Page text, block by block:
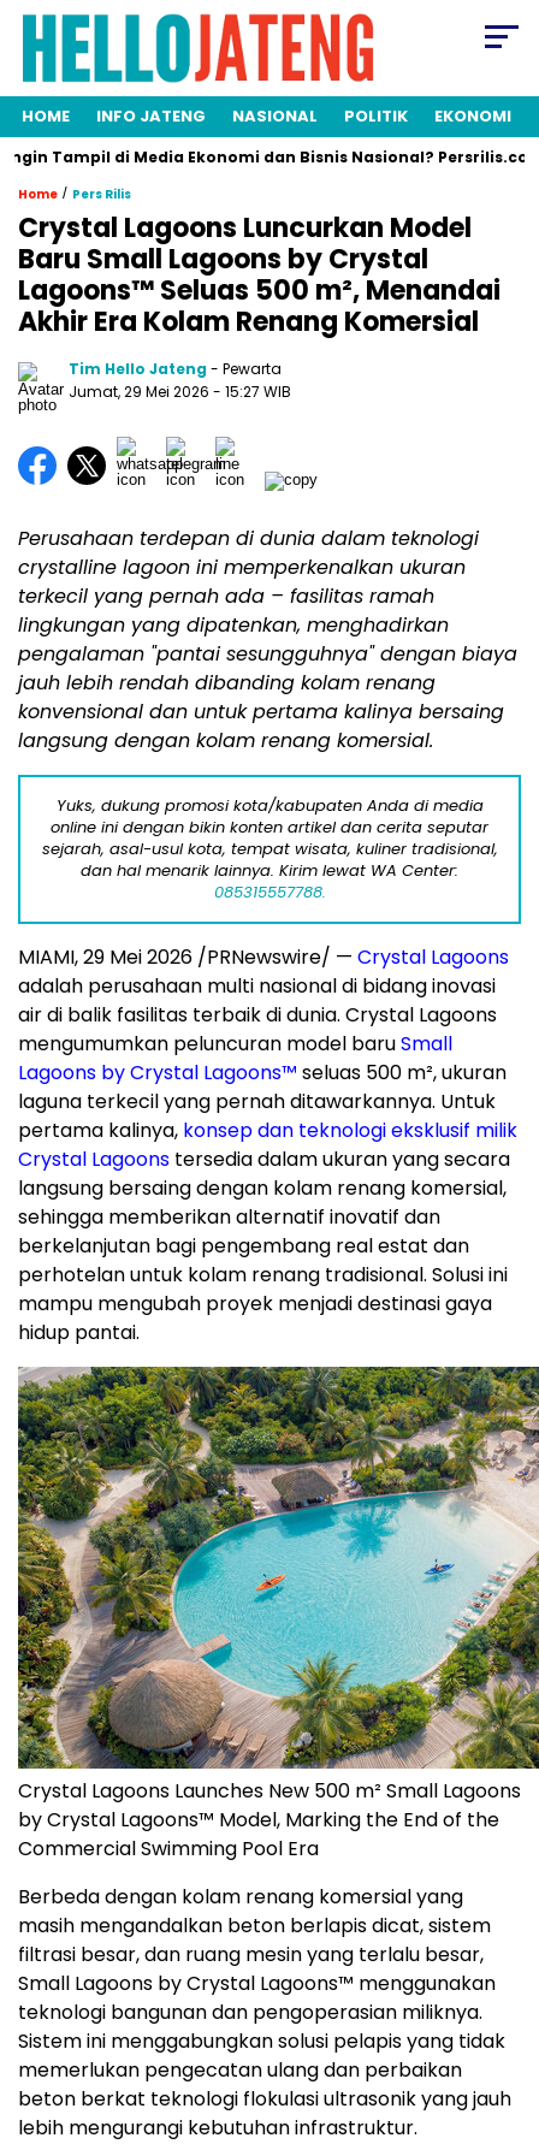
HOME INFO JATENG NASIONAL POLITIK EKONOMI
di Media Ekonomi dan Bisnis Nasional? Persrilis.com Siap
Home / Pers Rilis
Crystal Lagoons Luncurkan Model
Baru Small Lagoons by Crystal
Lagoons™ Seluas 500 m², Menandai
Akhir Era Kolam Renang Komersial
Tim Hello Jateng- Pewarta
Jumat, 29 Mei 2026 - 15:27 WIB
Perusahaan terdepan di dunia dalam teknologi
crystalline lagoon ini memperkenalkan ukuran
terkecil yang pernah ada – fasilitas ramah
lingkungan yang dipatenkan, menghadirkan
pengalaman "pantai sesungguhnya" dengan biaya
jauh lebih rendah dibanding kolam renang
konvensional dan untuk pertama kalinya bersaing
langsung dengan kolam renang komersial.
Yuks, dukung promosi kota/kabupaten Anda di media
online ini dengan bikin konten artikel dan cerita seputar
sejarah, asal-usul kota, tempat wisata, kuliner tradisional,
dan hal menarik lainnya. Kirim lewat WA Center:
085315557788.
MIAMI,29 Mei 2026 /PRNewswire/ — Crystal Lagoons
adalah perusahaan multi nasional di bidang inovasi
air di balik fasilitas terbaik di dunia. Crystal Lagoons
mengumumkan peluncuran model baruSmall
Lagoons by Crystal Lagoons™ seluas 500 m², ukuran
laguna terkecil yang pernah ditawarkannya. Untuk
pertama kalinya, konsep dan teknologi eksklusif milik
Crystal Lagoons tersedia dalam ukuran yang secara
langsung bersaing dengan kolam renang komersial,
sehingga memberikan alternatif inovatif dan
berkelanjutan bagi pengembang real estat dan
perhotelan untuk kolam renang tradisional. Solusi ini
mampu mengubah proyek menjadi destinasi gaya
hidup pantai.
Crystal Lagoons Launches New 500 m² Small Lagoons
by Crystal Lagoons™ Model, Marking the End of the
Commercial Swimming Pool Era
Berbeda dengan kolam renang komersial yang
masih mengandalkan beton berlapis dicat, sistem
filtrasi besar, dan ruang mesin yang terlalu besar,
Small Lagoons by Crystal Lagoons™ menggunakan
teknologi bangunan dan pengoperasian miliknya.
Sistem ini menggabungkan solusi pelapis yang tidak
memerlukan pengecatan ulang dan perbaikan
beton berkat teknologi flokulasi ultrasonik yang jauh
lebih mengurangi kebutuhan infrastruktur.